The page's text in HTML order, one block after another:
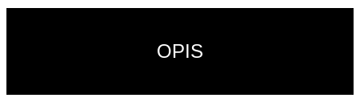
OPIS